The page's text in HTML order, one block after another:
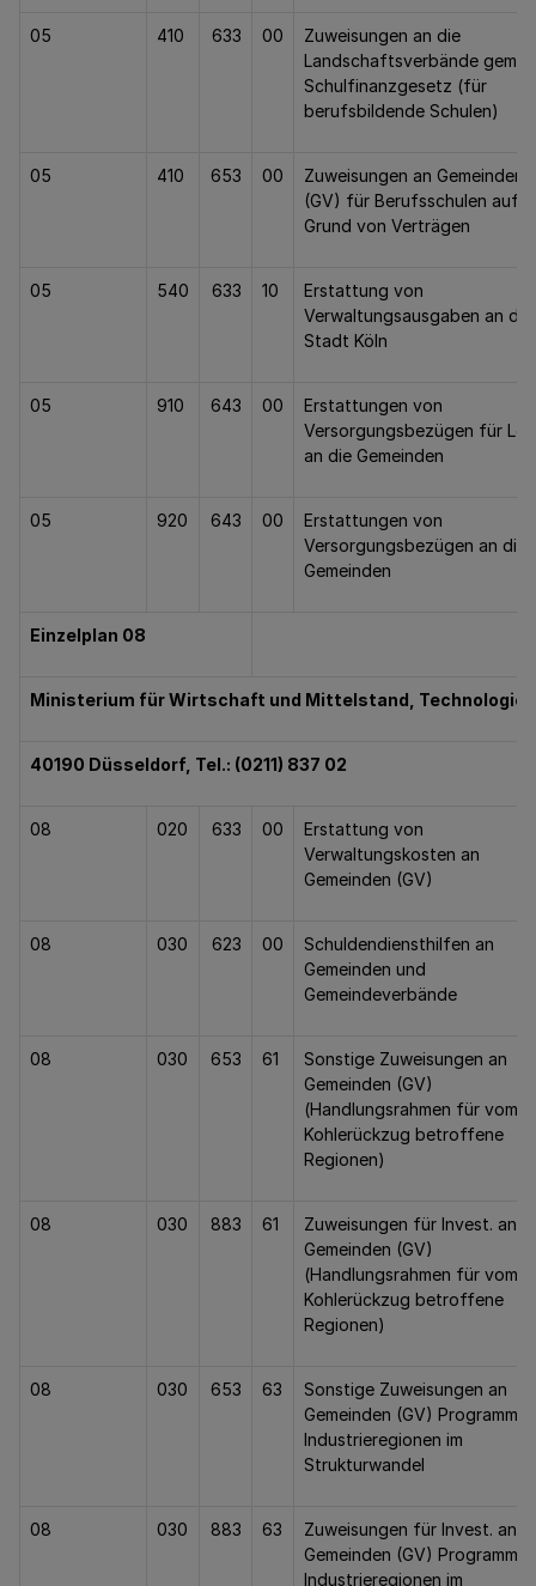
05 410 633 00
Zuweisungen an die
Landschaftsverbände gem.
Schulfinanzgesetz (für
berufsbildende Schulen)
05 410 653 00
Zuweisungen an Gemeinden
(GV) für Berufsschulen auf
Grund von Verträgen
05 540 633 10
Erstattung von
Verwaltungsausgaben an die
Stadt Köln
05 910 643 00
Erstattungen von
Versorgungsbezügen für
an die Gemeinden
05 920 643 00
Erstattungen von
Versorgungsbezügen an die
Gemeinden
Einzelplan 08
Ministerium für Wirtschaft und Mittelstand, Technologie
40190 Düsseldorf, Tel.: (0211) 837 02
08 020 633 00
Erstattung von
Verwaltungskosten an
Gemeinden (GV)
08 030 623 00
Schuldendiensthilfen an
Gemeinden und
Gemeindeverbände
08 030 653 61
Sonstige Zuweisungen an
Gemeinden (GV)
(Handlungsrahmen für vom
Kohlerückzug betroffene
Regionen)
08 030 883 61
Zuweisungen für Invest. an
Gemeinden (GV)
(Handlungsrahmen für vom
Kohlerückzug betroffene
Regionen)
08 030 653 63
Sonstige Zuweisungen an
Gemeinden (GV) Programm
Industrieregionen im
Strukturwandel
08 030 883 63
Zuweisungen für Invest. an
Gemeinden (GV) Programm
Industrieregionen im